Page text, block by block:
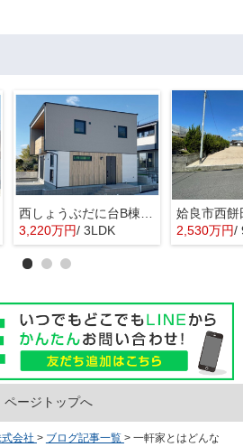
3,220万円/ 3LDK
姶良市西
2,530万円/
ページトップへ
会社 > ブログ記事一覧 > 一軒家とはどんな